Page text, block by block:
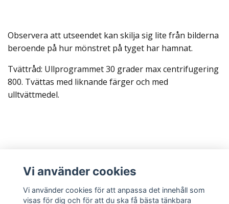
Observera att utseendet kan skilja sig lite från bilderna
beroende på hur mönstret på tyget har hamnat.
Tvättråd: Ullprogrammet 30 grader max centrifugering
800. Tvättas med liknande färger och med
ulltvättmedel.
Sociala medier
Vi använder cookies
Vi använder cookies för att anpassa det innehåll som
visas för dig och för att du ska få bästa tänkbara